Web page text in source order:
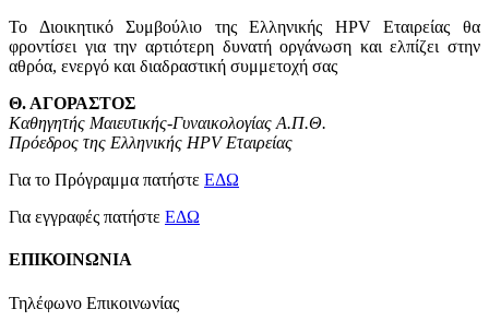
Το Διοικητικό Συμβούλιο της Ελληνικής HPV Εταιρείας θα
φροντίσει για την αρτιότερη δυνατή οργάνωση και ελπίζει στην
αθρόα, ενεργό και διαδραστική συμμετοχή σας
Θ. ΑΓOΡΑΣΤOΣ
Καθηγητής Μαιευτικής-Γυναικολογίας Α.Π.Θ.
Πρόεδρος της Ελληνικής HPV Εταιρείας
Για το Πρόγραμμα πατήστε ΕΔΩ
Για εγγραφές πατήστε ΕΔΩ
ΕΠΙΚΟΙΝΩΝΙΑ
Τηλέφωνο Επικοινωνίας